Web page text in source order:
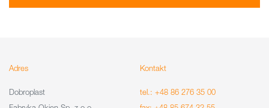
Adres
Dobroplast
Kontakt
tel.: +48 86 276 35 00